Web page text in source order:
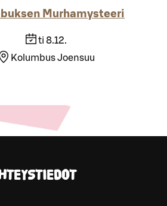
Murhamysteeri
ti 8.12.
Kolumbus Joensuu